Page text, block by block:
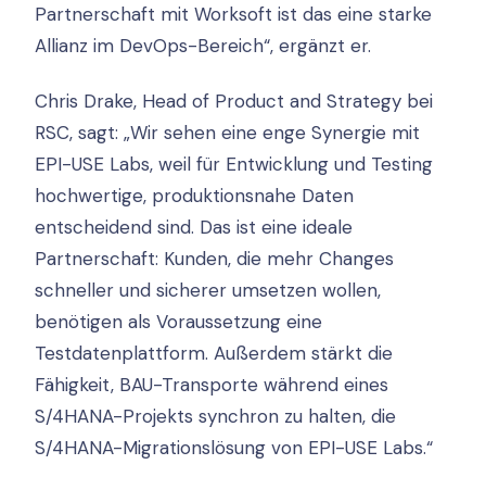
Partnerschaft mit Worksoft ist das eine starke
Allianz im DevOps-Bereich“, ergänzt er.
Chris Drake, Head of Product and Strategy bei
RSC, sagt: „Wir sehen eine enge Synergie mit
EPI-USE Labs, weil für Entwicklung und Testing
hochwertige, produktionsnahe Daten
entscheidend sind. Das ist eine ideale
Partnerschaft: Kunden, die mehr Changes
schneller und sicherer umsetzen wollen,
benötigen als Voraussetzung eine
Testdatenplattform. Außerdem stärkt die
Fähigkeit, BAU-Transporte während eines
S/4HANA-Projekts synchron zu halten, die
S/4HANA-Migrationslösung von EPI-USE Labs.“